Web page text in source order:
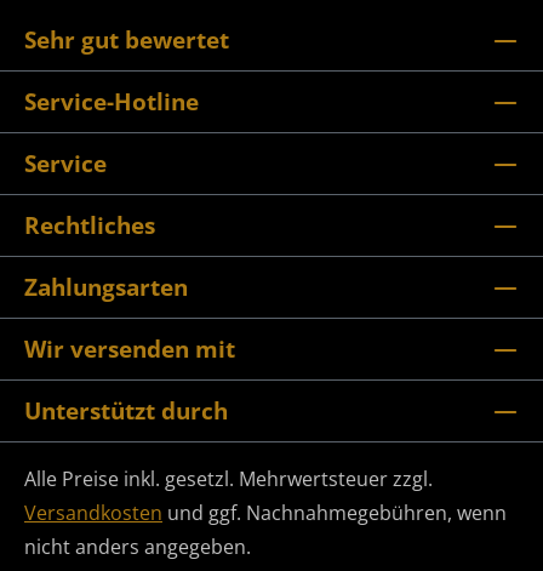
Sehr gut bewertet
Service-Hotline
Service
Rechtliches
Zahlungsarten
Wir versenden mit
Unterstützt durch
Alle Preise inkl. gesetzl. Mehrwertsteuer zzgl.
Versandkosten und ggf. Nachnahmegebühren, wenn
nicht anders angegeben.